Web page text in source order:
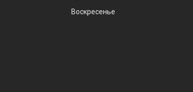
Воскресенье